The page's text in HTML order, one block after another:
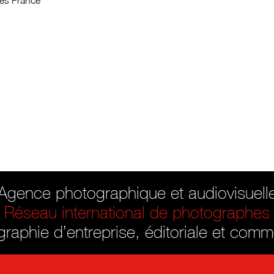
photographique et
Réseau international de photographes
d’entreprise, éditoriale et